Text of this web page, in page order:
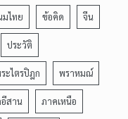
ไทย ข้อคิด จีน
ประวัติ
ะไตรปิฎก พราหมณ์
สาน ภาคเหนือ